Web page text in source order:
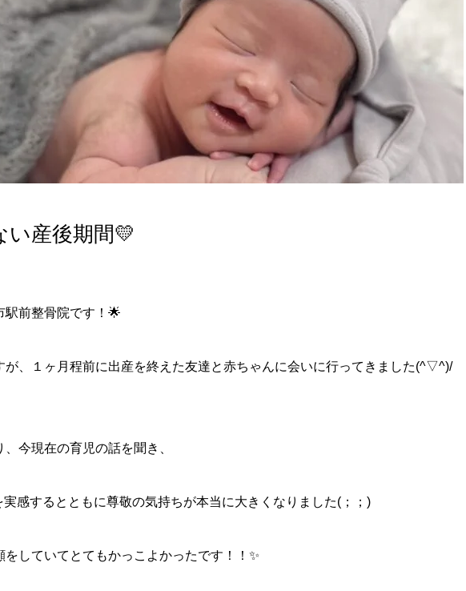
い産後期間💛
駅前整骨院です！🌟
が、１ヶ月程前に出産を終えた友達と赤ちゃんに会いに行ってきました(^▽^)/
今現在の育児の話を聞き、
実感するとともに尊敬の気持ちが本当に大きくなりました(；；)
をしていてとてもかっこよかったです！！✨